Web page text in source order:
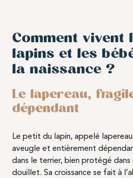
Comment vivent
lapins et les
la naissance ?
Le lapereau,
dépendant
Le petit du lapin, appelé
aveugle et entièrement
dans le terrier, bien protégé dans
douillet. Sa croissance se fait à